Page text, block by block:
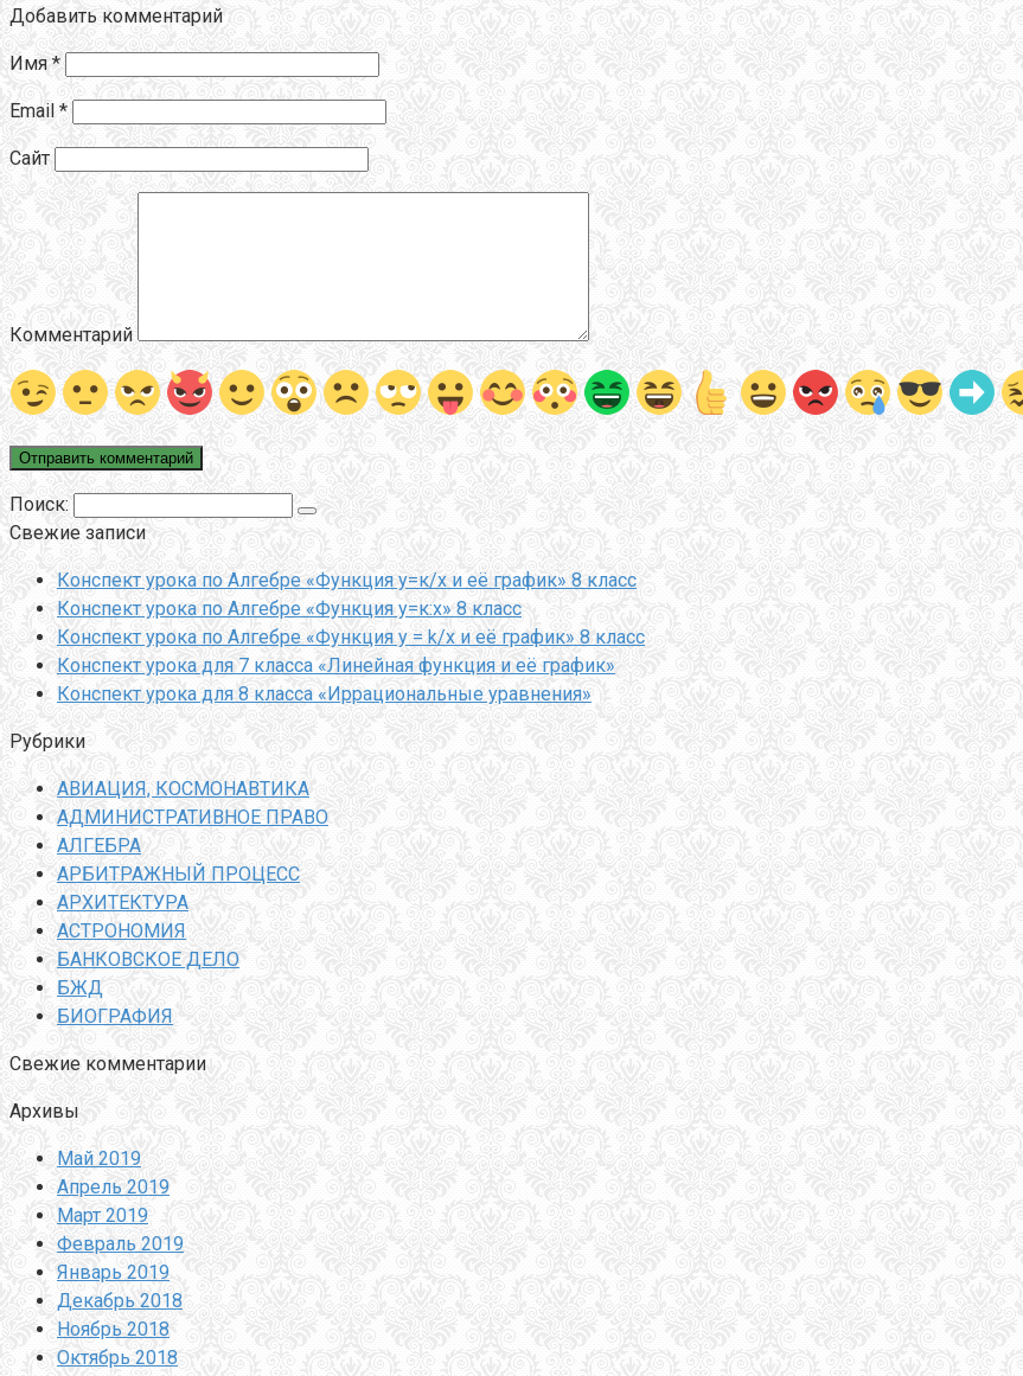
Добавить комментарий
Имя *
Email *
Сайт
Комментарий
Поиск:
Свежие записи
Конспект урока по Алгебре «Функция у=к/х и её график» 8 класс
Конспект урока по Алгебре «Функция у=к:х» 8 класс
Конспект урока по Алгебре «Функция y = k/x и её график» 8 класс
Конспект урока для 7 класса «Линейная функция и её график»
Конспект урока для 8 класса «Иррациональные уравнения»
Рубрики
АВИАЦИЯ, КОСМОНАВТИКА
АДМИНИСТРАТИВНОЕ ПРАВО
АЛГЕБРА
АРБИТРАЖНЫЙ ПРОЦЕСС
АРХИТЕКТУРА
АСТРОНОМИЯ
БАНКОВСКОЕ ДЕЛО
БЖД
БИОГРАФИЯ
Свежие комментарии
Архивы
Май 2019
Апрель 2019
Март 2019
Февраль 2019
Январь 2019
Декабрь 2018
Ноябрь 2018
Октябрь 2018